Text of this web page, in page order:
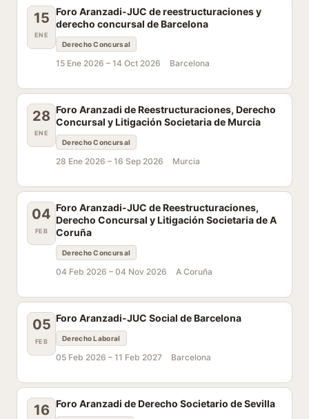
15
ENE
Foro Aranzadi-JUC de reestructuraciones y
derecho concursal de Barcelona
Derecho Concursal
15 Ene 2026 – 14 Oct 2026 Barcelona
28
ENE
Foro Aranzadi de Reestructuraciones, Derecho
Concursal y Litigación Societaria de Murcia
Derecho Concursal
28 Ene 2026 – 16 Sep 2026 Murcia
04
FEB
Foro Aranzadi-JUC de Reestructuraciones,
Derecho Concursal y Litigación Societaria de A
Coruña
Derecho Concursal
04 Feb 2026 – 04 Nov 2026 A Coruña
05
FEB
Foro Aranzadi-JUC Social de Barcelona
Derecho Laboral
05 Feb 2026 – 11 Feb 2027 Barcelona
16 Foro Aranzadi de Derecho Societario de Sevilla